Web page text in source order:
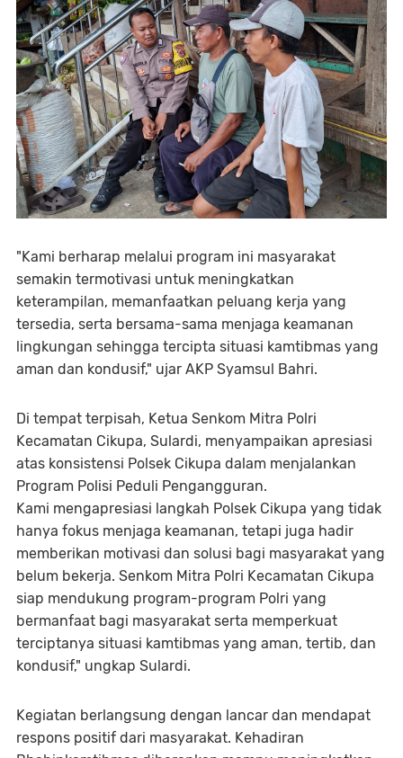
"Kami berharap melalui program ini masyarakat
semakin termotivasi untuk meningkatkan
keterampilan, memanfaatkan peluang kerja yang
tersedia, serta bersama-sama menjaga keamanan
lingkungan sehingga tercipta situasi kamtibmas yang
aman dan kondusif," ujar AKP Syamsul Bahri.
Di tempat terpisah, Ketua Senkom Mitra Polri
Kecamatan Cikupa, Sulardi, menyampaikan apresiasi
atas konsistensi Polsek Cikupa dalam menjalankan
Program Polisi Peduli Pengangguran.
Kami mengapresiasi langkah Polsek Cikupa yang tidak
hanya fokus menjaga keamanan, tetapi juga hadir
memberikan motivasi dan solusi bagi masyarakat yang
belum bekerja. Senkom Mitra Polri Kecamatan Cikupa
siap mendukung program-program Polri yang
bermanfaat bagi masyarakat serta memperkuat
terciptanya situasi kamtibmas yang aman, tertib, dan
kondusif," ungkap Sulardi.
Kegiatan berlangsung dengan lancar dan mendapat
respons positif dari masyarakat. Kehadiran